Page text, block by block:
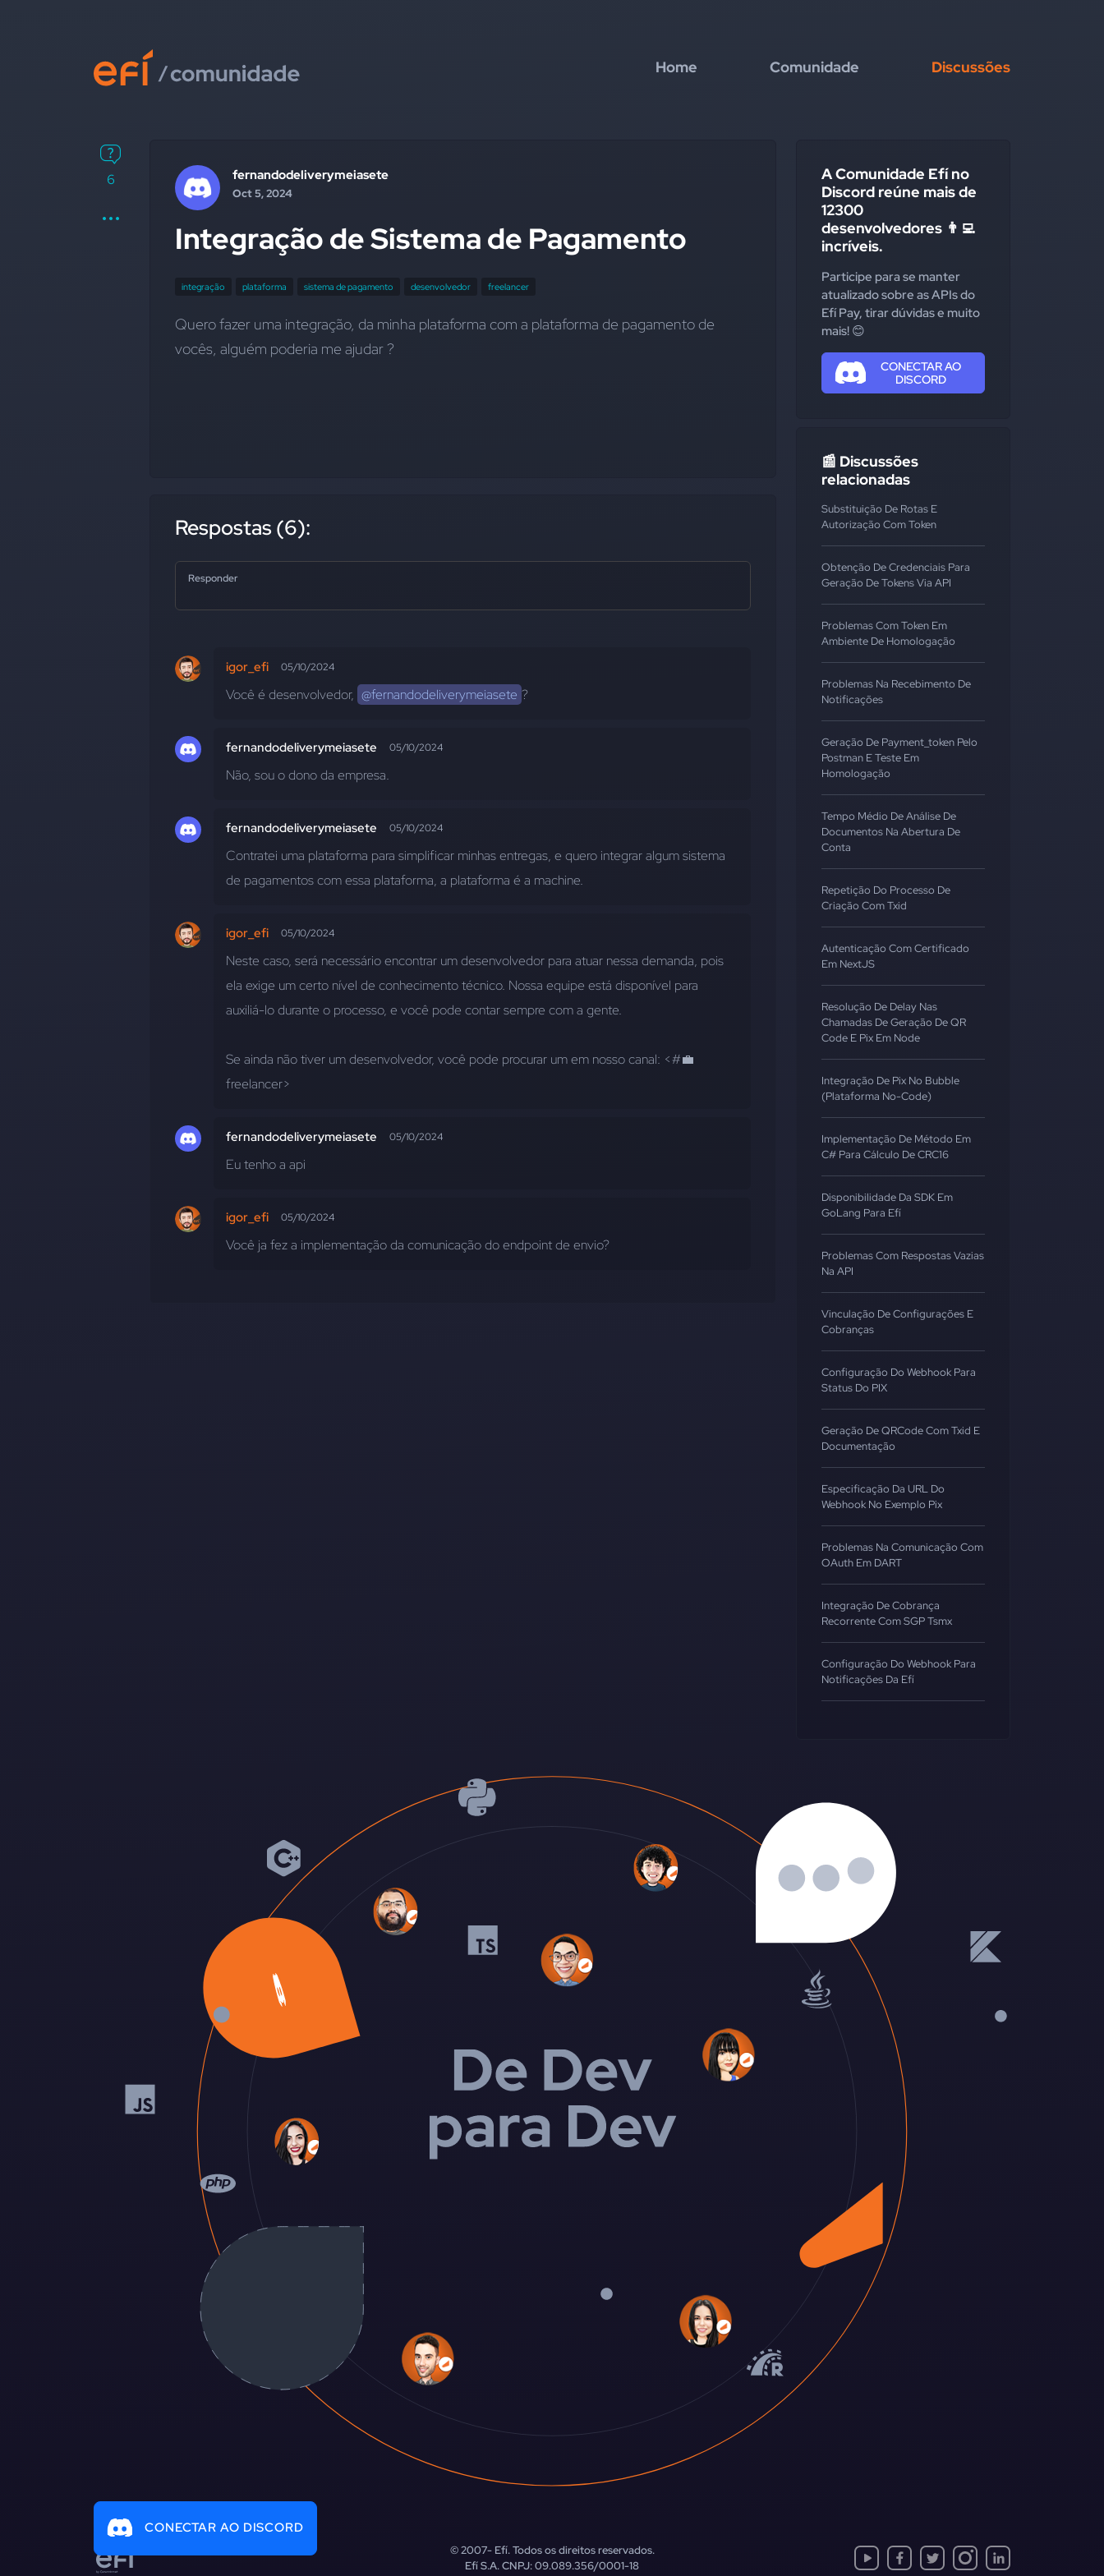
Home Comunidade Discussões
6 fernandodeliverymeiasete
Oct 5, 2024
Integração de Sistema de Pagamento
integração plataforma sistema de pagamento desenvolvedor freelancer
Quero fazer uma integração, da minha plataforma com a plataforma de pagamento de
vocês, alguém poderia me ajudar ?
Respostas (6):
Responder
igor_efi 05/10/2024
Você é desenvolvedor, @fernandodeliverymeiasete ?
fernandodeliverymeiasete 05/10/2024
Não, sou o dono da empresa.
fernandodeliverymeiasete 05/10/2024
Contratei uma plataforma para simplificar minhas entregas, e quero integrar algum sistema
de pagamentos com essa plataforma, a plataforma é a machine.
igor_efi 05/10/2024
Neste caso, será necessário encontrar um desenvolvedor para atuar nessa demanda, pois
ela exige um certo nível de conhecimento técnico. Nossa equipe está disponível para
auxiliá-lo durante o processo, e você pode contar sempre com a gente.
Se ainda não tiver um desenvolvedor, você pode procurar um em nosso canal: <#💼
freelancer>
fernandodeliverymeiasete 05/10/2024
Eu tenho a api
igor_efi 05/10/2024
Você ja fez a implementação da comunicação do endpoint de envio?
A Comunidade Efí no
Discord reúne mais de
12300
desenvolvedores 👨‍💻
incríveis.
Participe para se manter
atualizado sobre as APIs do
Efí Pay, tirar dúvidas e muito
mais! 😊
CONECTAR AO
DISCORD
📰 Discussões
relacionadas
Substituição De Rotas E
Autorização Com Token
Obtenção De Credenciais Para
Geração De Tokens Via API
Problemas Com Token Em
Ambiente De Homologação
Problemas Na Recebimento De
Notificações
Geração De Payment_token Pelo
Postman E Teste Em
Homologação
Tempo Médio De Análise De
Documentos Na Abertura De
Conta
Repetição Do Processo De
Criação Com Txid
Autenticação Com Certificado
Em NextJS
Resolução De Delay Nas
Chamadas De Geração De QR
Code E Pix Em Node
Integração De Pix No Bubble
(Plataforma No-Code)
Implementação De Método Em
C# Para Cálculo De CRC16
Disponibilidade Da SDK Em
GoLang Para Efí
Problemas Com Respostas Vazias
Na API
Vinculação De Configurações E
Cobranças
Configuração Do Webhook Para
Status Do PIX
Geração De QRCode Com Txid E
Documentação
Especificação Da URL Do
Webhook No Exemplo Pix
Problemas Na Comunicação Com
OAuth Em DART
Integração De Cobrança
Recorrente Com SGP Tsmx
Configuração Do Webhook Para
Notificações Da Efí
CONECTAR AO DISCORD
© 2007-Efí. Todos os direitos reservados.
Efí S.A. CNPJ: 09.089.356/0001-18